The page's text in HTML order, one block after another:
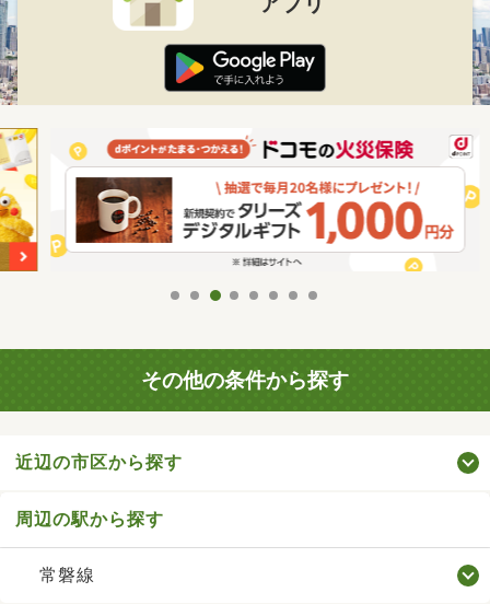
その他の条件から探す
近辺の市区から探す
周辺の駅から探す
常磐線